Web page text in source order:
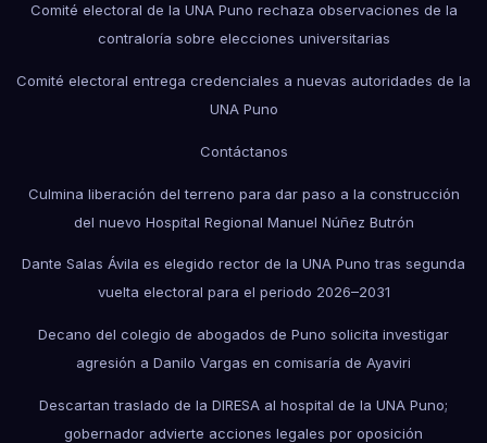
Comité electoral de la UNA Puno rechaza observaciones de la
contraloría sobre elecciones universitarias
Comité electoral entrega credenciales a nuevas autoridades de la
UNA Puno
Contáctanos
Culmina liberación del terreno para dar paso a la construcción
del nuevo Hospital Regional Manuel Núñez Butrón
Dante Salas Ávila es elegido rector de la UNA Puno tras segunda
vuelta electoral para el periodo 2026–2031
Decano del colegio de abogados de Puno solicita investigar
agresión a Danilo Vargas en comisaría de Ayaviri
Descartan traslado de la DIRESA al hospital de la UNA Puno;
gobernador advierte acciones legales por oposición